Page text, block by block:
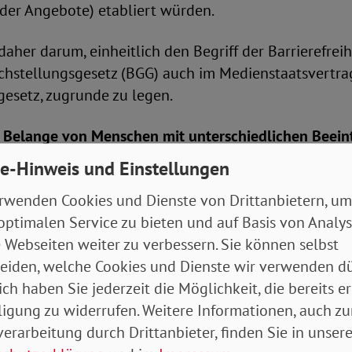
Angebote) etabliert würden.
darum, einheitlich den Begriff der
(BGG) auch im
zugrunde zu legen.
von Menschen mit unterschiedlichen
der SoVD sehr. Er hatte die Ergänzung im
bereits gefordert, da sich barrierefreie
Untertitelungen beschränken dürfen.
Bezug auf Angebote von Telemedien nach § 21
und unterstützt die beabsichtigten
Hinweis und Einstellungen
Cookies und Dienste von Drittanbietern,
Service zu bieten und auf Basis von
Webseiten weiter zu verbessern. Sie können selbst
welche Cookies und Dienste wir verwenden
haben Sie jederzeit die Möglichkeit, die bereits
zu widerrufen. Weitere Informationen, auch
durch Drittanbieter, finden Sie in